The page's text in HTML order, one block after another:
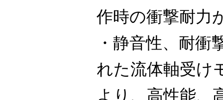
作時の衝撃耐力
・静音性、耐衝
れた流体軸受け
より、高性能、